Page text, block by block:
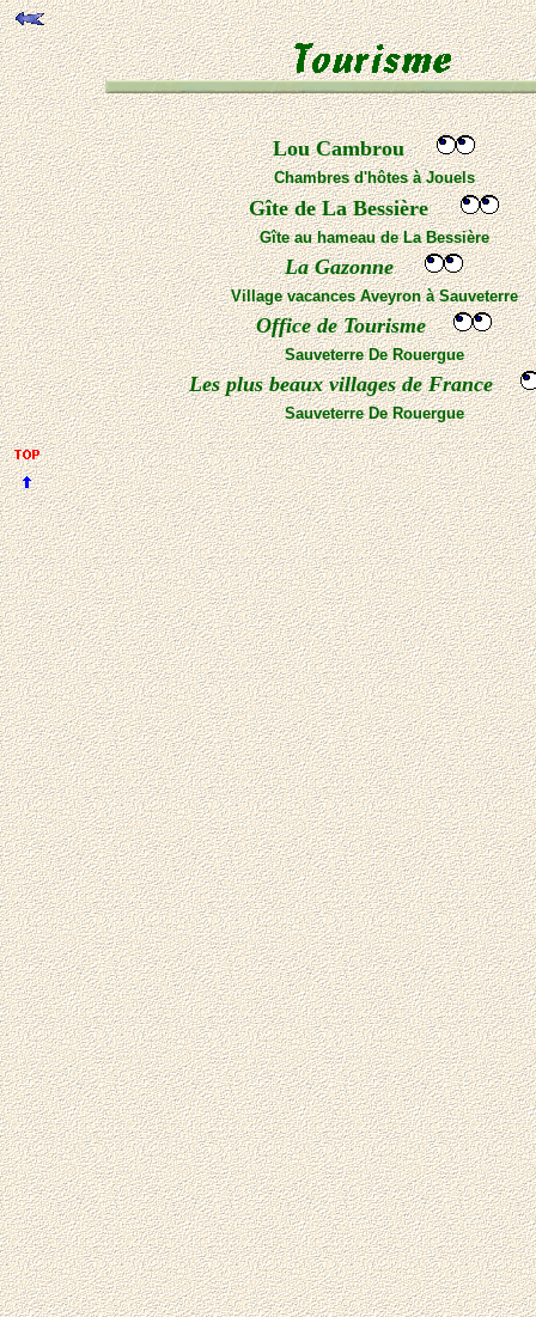
Lou Cambrou
Chambres d'hôtes à Jouels
Gîte de La Bessière
Gîte au hameau de La Bessière
La Gazonne
Village vacances Aveyron à Sauveterre
Office de Tourisme
Sauveterre De Rouergue
Les plus beaux villages de France
Sauveterre De Rouergue